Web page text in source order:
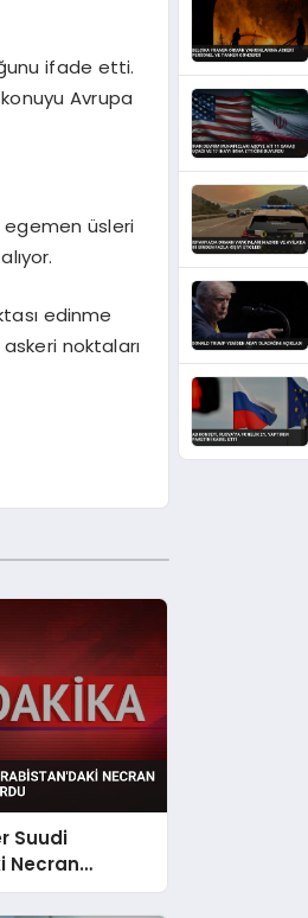
ifade etti.
Avrupa
egemen üsleri
edinme
noktaları
Suudi
Necran
ile Vurdu